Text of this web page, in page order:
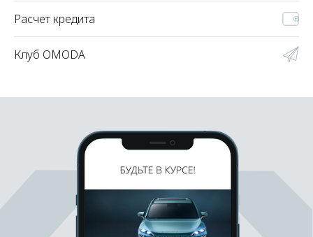
Расчет кредита
Клуб OMODA